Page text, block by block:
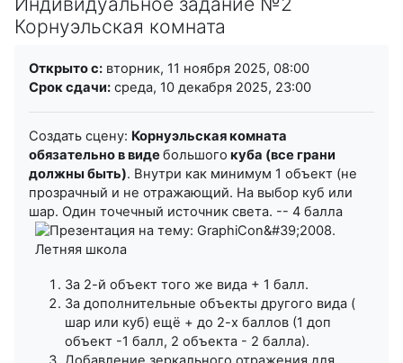
Корнуэльская комната
Открыто с: вторник, 11 ноября 2025, 08:00
Срок сдачи: среда, 10 декабря 2025, 23:00
Создать сцену: Корнуэльская комната
обязательно в видебольшого куба (все грани
должны быть). Внутри как минимум 1 объект (не
прозрачный и не отражающий. На выбор куб или
шар. Один точечный источник света. -- 4 балла
За 2-й объект того же вида + 1 балл.
За дополнительные объекты другого вида (
шар или куб) ещё + до 2-х баллов (1 доп
объект -1 балл, 2 объекта - 2 балла).